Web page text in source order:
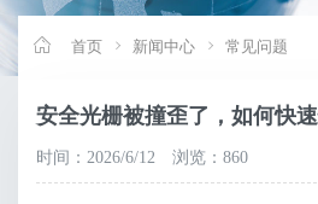
首页 新闻中心 常见问题
安全光栅被撞歪了，如何快
时间：2026/6/12 浏览：860